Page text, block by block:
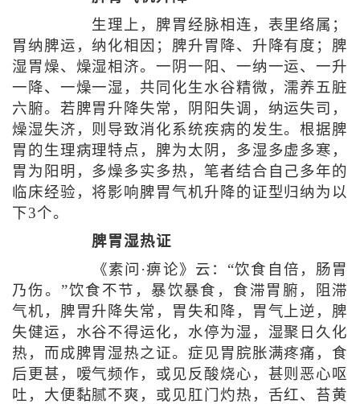
生理上，脾胃经脉相连，表里络属；
胃纳脾运，纳化相因；脾升胃降、升降有度；脾
湿胃燥、燥湿相济。一阴一阳、一纳一运、一升
一降、一燥一湿，共同化生水谷精微，濡养五脏
六腑。若脾胃升降失常，阴阳失调，纳运失司，
燥湿失济，则导致消化系统疾病的发生。根据脾
胃的生理病理特点，脾为太阴，多湿多虚多寒，
胃为阳明，多燥多实多热，笔者结合自己多年的
临床经验，将影响脾胃气机升降的证型归纳为以
下3个。
脾胃湿热证
《素问·痹论》云：“饮食自倍，肠胃
乃伤。”饮食不节，暴饮暴食，食滞胃腑，阻滞
气机，脾胃升降失常，胃失和降，胃气上逆，脾
失健运，水谷不得运化，水停为湿，湿聚日久化
热，而成脾胃湿热之证。症见胃脘胀满疼痛，食
后更甚，嗳气频作，或见反酸烧心，甚则恶心呕
吐，大便黏腻不爽，或见肛门灼热，舌红、苔黄